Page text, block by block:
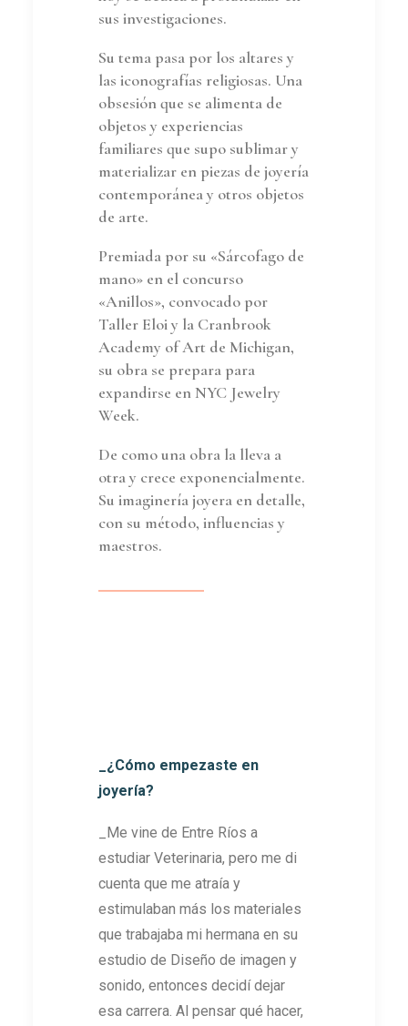
sus investigaciones.
Su tema pasa por los altares y
las iconografías religiosas. Una
obsesión que se alimenta de
objetos y experiencias
familiares que supo sublimar y
materializar en piezas de joyería
contemporánea y otros objetos
de arte.
Premiada por su «Sárcofago de
mano» en el concurso
«Anillos», convocado por
Taller Eloi y la Cranbrook
Academy of Art de Michigan,
su obra se prepara para
expandirse en NYC Jewelry
Week.
De como una obra la lleva a
otra y crece exponencialmente.
Su imaginería joyera en detalle,
con su método, influencias y
maestros.
_¿Cómo empezaste en
joyería?
_Me vine de Entre Ríos a
estudiar Veterinaria, pero me di
cuenta que me atraía y
estimulaban más los materiales
que trabajaba mi hermana en su
estudio de Diseño de imagen y
sonido, entonces decidí dejar
esa carrera. Al pensar qué hacer,